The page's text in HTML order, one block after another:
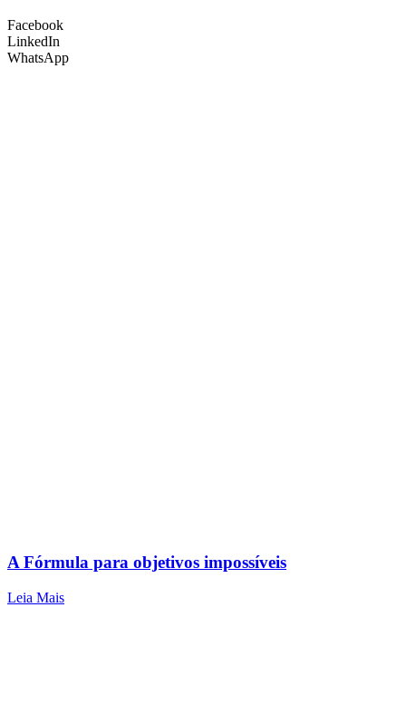
Facebook
LinkedIn
WhatsApp
A Fórmula para objetivos impossíveis
Leia Mais